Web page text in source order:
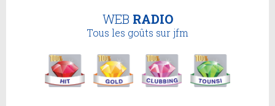
WEB RADIO
Tous les goûts sur jfm